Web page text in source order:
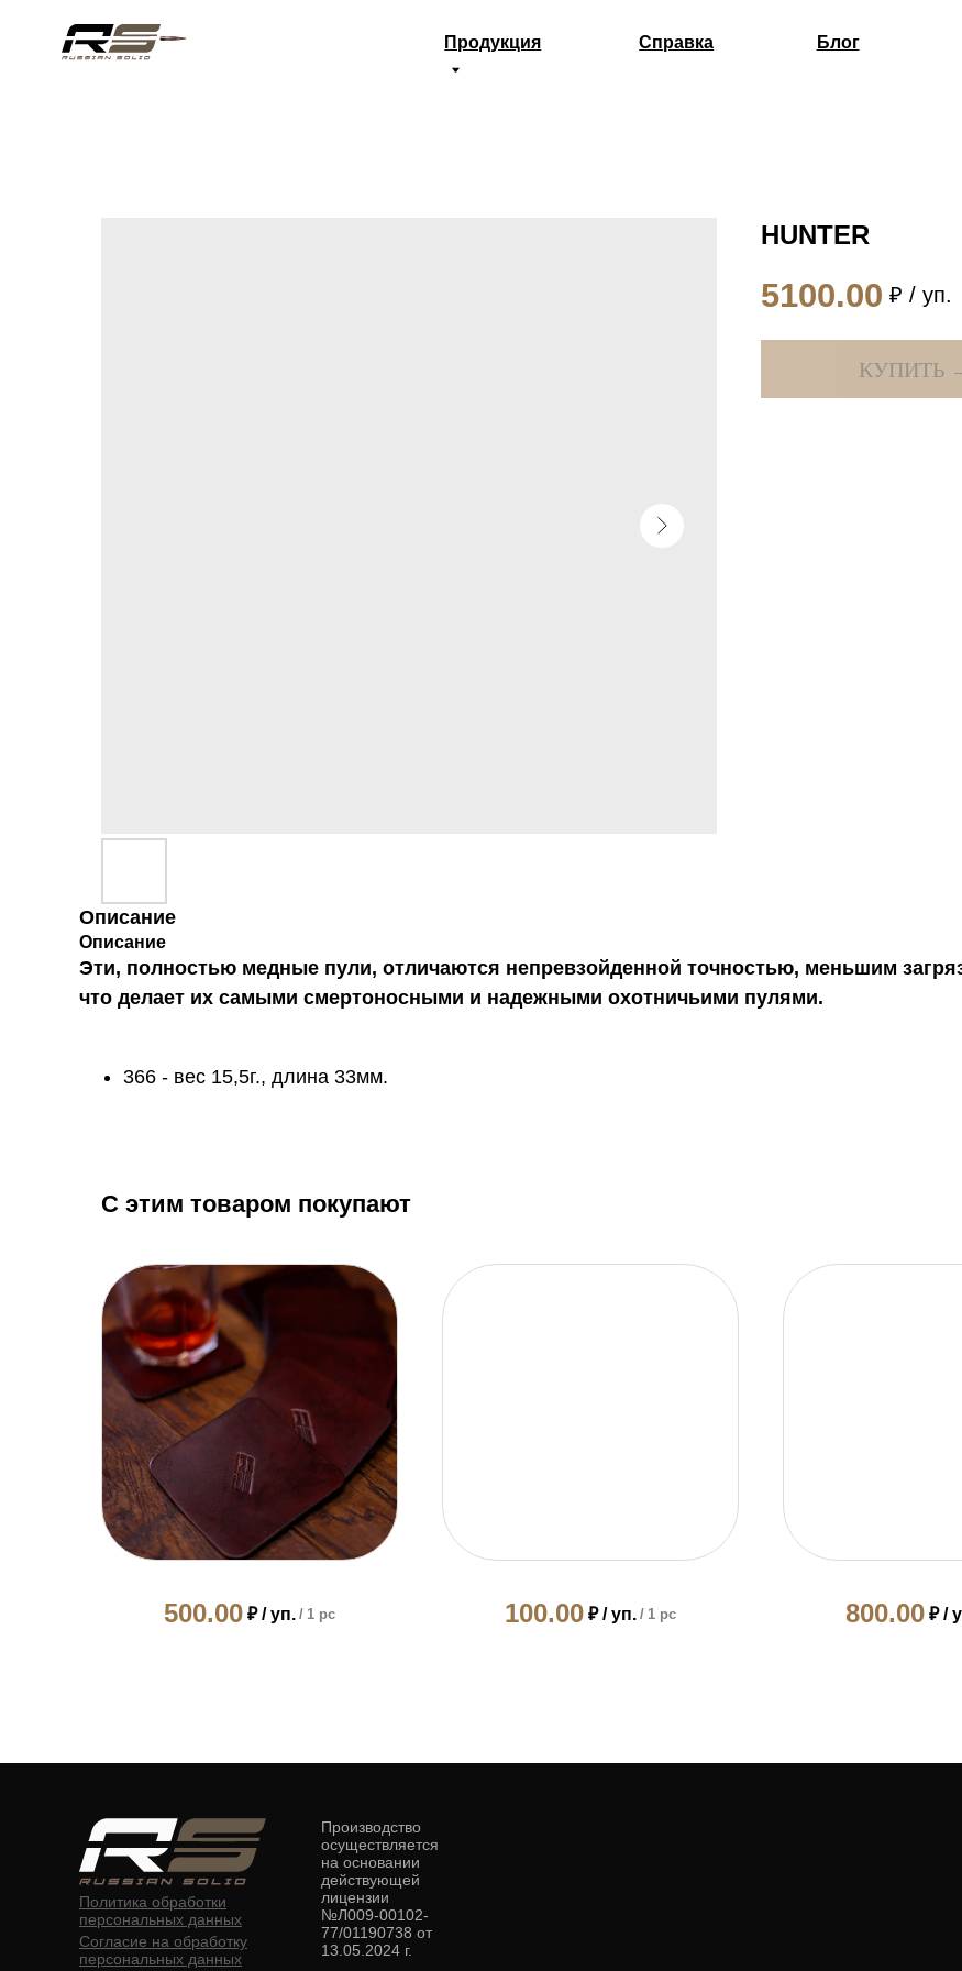
Продукция
HUNTER
5100.00 ₽ / уп.
КУПИТЬ
Описание
Описание
Эти, полностью медные пули, отличаются непревзойденной точностью, меньшим
что делает их самыми смертоносными и надежными охотничьими пулями.
366 - вес 15,5г., длина 33мм.
С этим товаром покупают
500.00 ₽ / уп. / 1 pc 100.00 ₽ / уп. / 1 pc 800.00 ₽ /
Политика обработки
персональных данных
Согласие на обработку
персональных данных
Производство
осуществляется
на основании
действующей
лицензии
№Л009-00102-
77/01190738 от
13.05.2024 г.